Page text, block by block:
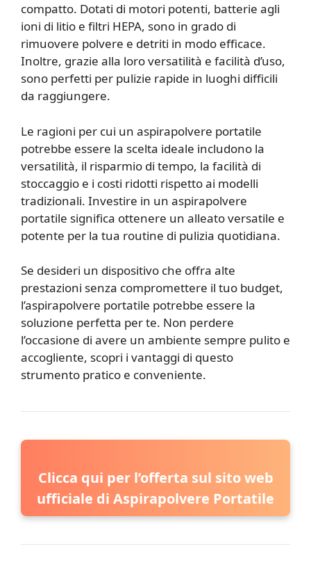
compatto. Dotati di motori potenti, batterie agli
ioni di litio e filtri HEPA, sono in grado di
rimuovere polvere e detriti in modo efficace.
Inoltre, grazie alla loro versatilità e facilità d’uso,
sono perfetti per pulizie rapide in luoghi difficili
da raggiungere.
Le ragioni per cui un aspirapolvere portatile
potrebbe essere la scelta ideale includono la
versatilità, il risparmio di tempo, la facilità di
stoccaggio e i costi ridotti rispetto ai modelli
tradizionali. Investire in un aspirapolvere
portatile significa ottenere un alleato versatile e
potente per la tua routine di pulizia quotidiana.
Se desideri un dispositivo che offra alte
prestazioni senza compromettere il tuo budget,
l’aspirapolvere portatile potrebbe essere la
soluzione perfetta per te. Non perdere
l’occasione di avere un ambiente sempre pulito e
accogliente, scopri i vantaggi di questo
strumento pratico e conveniente.
Clicca qui per l’offerta sul sito web
ufficiale di Aspirapolvere Portatile